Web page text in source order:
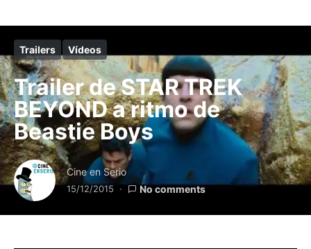
Trailers Vídeos
Trailer de STAR TREK
BEYOND a ritmo de
Beastie Boys
Cine en Serio
15/12/2015 No comments